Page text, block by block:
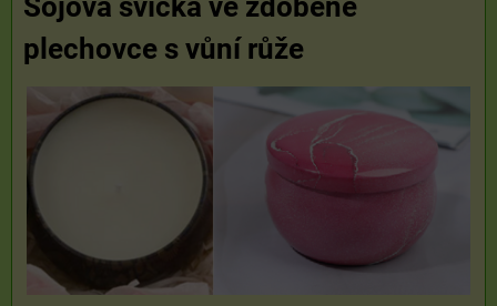
Sójová svíčka ve zdobené
plechovce s vůní růže